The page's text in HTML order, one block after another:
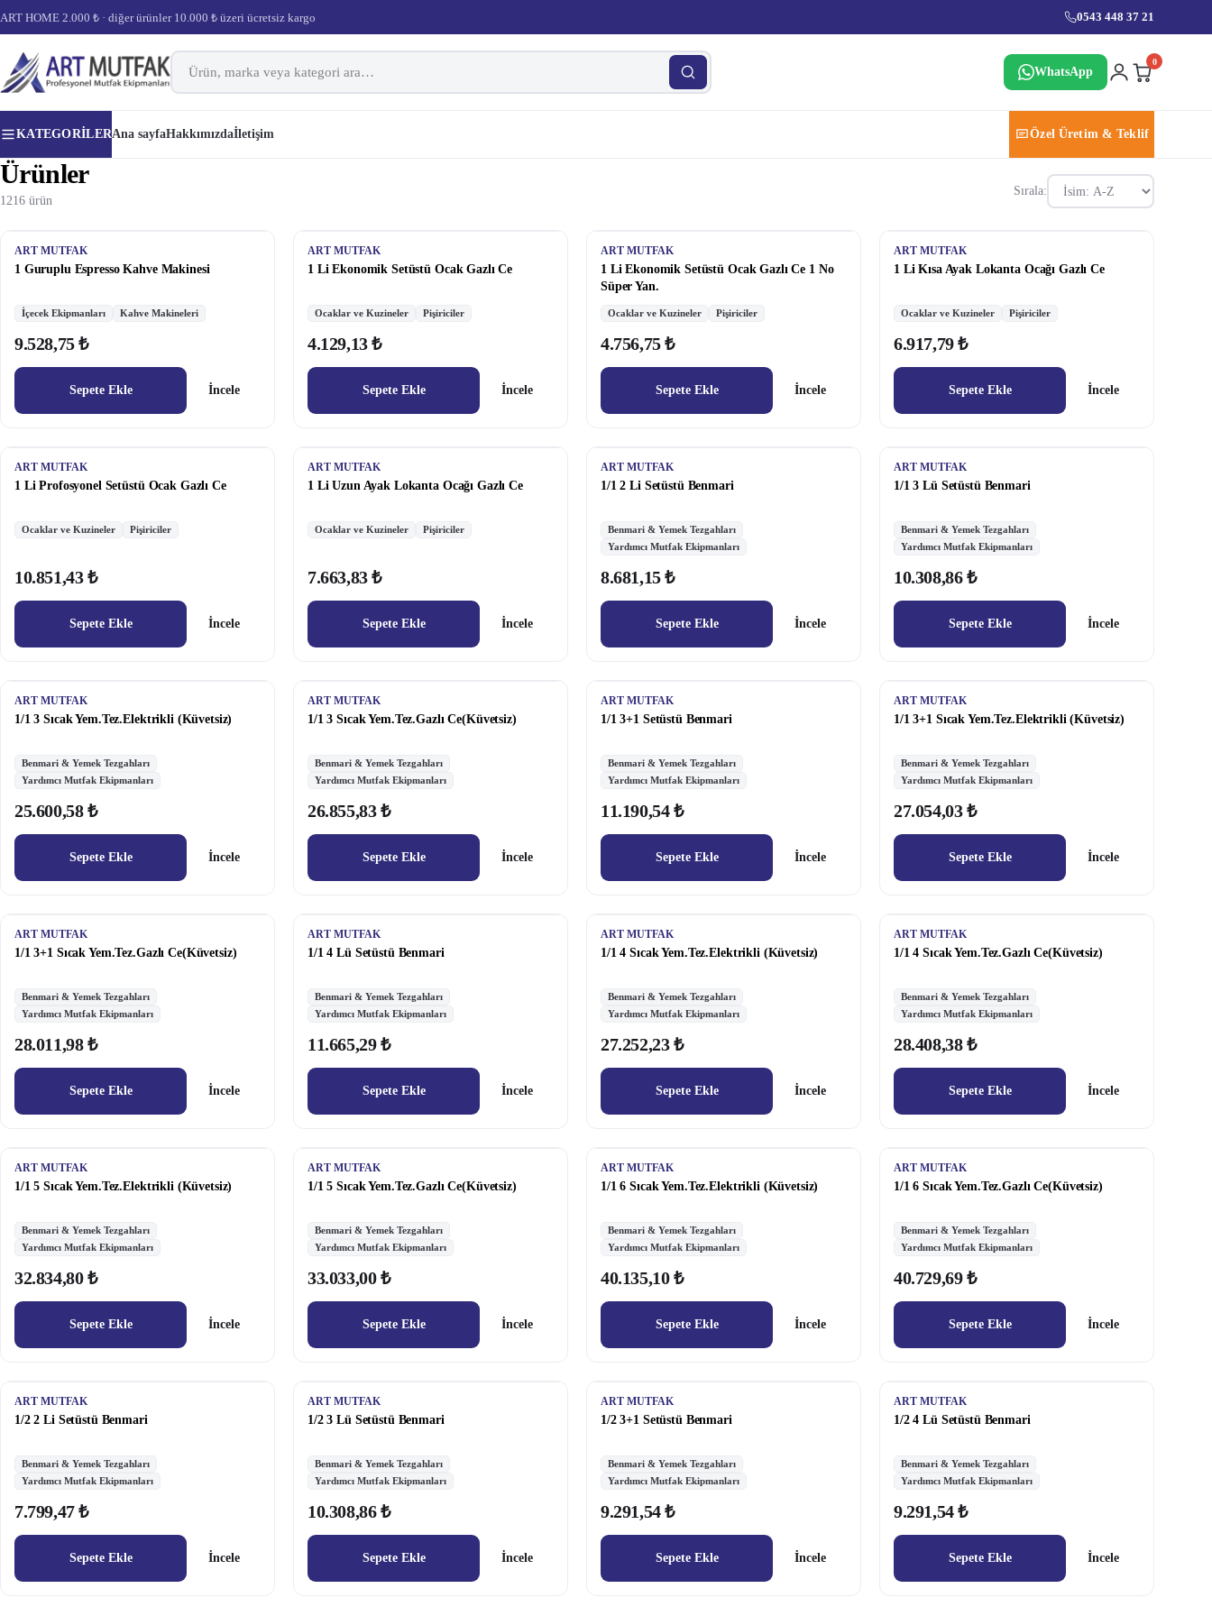
ART HOME 2.000 ₺ · diğer ürünler 10.000 ₺ üzeri ücretsiz kargo 0543 448 37 21
WhatsApp
0
KATEGORILERAna sayfaHakkımızdaİletişim Özel Üretim & Teklif
Ürünler
1216 ürün
Sırala:
ART MUTFAK
1 Guruplu Espresso Kahve Makinesi
İçecek Ekipmanları Kahve Makineleri
9.528,75 ₺
Sepete Ekle İncele
ART MUTFAK
1 Li Ekonomik Setüstü Ocak Gazlı Ce
Ocaklar ve Kuzineler Pişiriciler
4.129,13 ₺
Sepete Ekle İncele
ART MUTFAK
1 Li Ekonomik Setüstü Ocak Gazlı Ce 1 No
Süper Yan.
Ocaklar ve Kuzineler Pişiriciler
4.756,75 ₺
Sepete Ekle İncele
ART MUTFAK
1 Li Kısa Ayak Lokanta Ocağı Gazlı Ce
Ocaklar ve Kuzineler Pişiriciler
6.917,79 ₺
Sepete Ekle İncele
ART MUTFAK
1 Li Profosyonel Setüstü Ocak Gazlı Ce
Ocaklar ve Kuzineler Pişiriciler
10.851,43 ₺
Sepete Ekle İncele
ART MUTFAK
1 Li Uzun Ayak Lokanta Ocağı Gazlı Ce
Ocaklar ve Kuzineler Pişiriciler
7.663,83 ₺
Sepete Ekle İncele
ART MUTFAK
1/1 2 Li Setüstü Benmari
Benmari & Yemek Tezgahları
Yardımcı Mutfak Ekipmanları
8.681,15 ₺
Sepete Ekle İncele
ART MUTFAK
1/1 3 Lü Setüstü Benmari
Benmari & Yemek Tezgahları
Yardımcı Mutfak Ekipmanları
10.308,86 ₺
Sepete Ekle İncele
ART MUTFAK
1/1 3 Sıcak Yem.Tez.Elektrikli (Küvetsiz)
Benmari & Yemek Tezgahları
Yardımcı Mutfak Ekipmanları
25.600,58 ₺
Sepete Ekle İncele
ART MUTFAK
1/1 3 Sıcak Yem.Tez.Gazlı Ce(Küvetsiz)
Benmari & Yemek Tezgahları
Yardımcı Mutfak Ekipmanları
26.855,83 ₺
Sepete Ekle İncele
ART MUTFAK
1/1 3+1 Setüstü Benmari
Benmari & Yemek Tezgahları
Yardımcı Mutfak Ekipmanları
11.190,54 ₺
Sepete Ekle İncele
ART MUTFAK
1/1 3+1 Sıcak Yem.Tez.Elektrikli (Küvetsiz)
Benmari & Yemek Tezgahları
Yardımcı Mutfak Ekipmanları
27.054,03 ₺
Sepete Ekle İncele
ART MUTFAK
1/1 3+1 Sıcak Yem.Tez.Gazlı Ce(Küvetsiz)
Benmari & Yemek Tezgahları
Yardımcı Mutfak Ekipmanları
28.011,98 ₺
Sepete Ekle İncele
ART MUTFAK
1/1 4 Lü Setüstü Benmari
Benmari & Yemek Tezgahları
Yardımcı Mutfak Ekipmanları
11.665,29 ₺
Sepete Ekle İncele
ART MUTFAK
1/1 4 Sıcak Yem.Tez.Elektrikli (Küvetsiz)
Benmari & Yemek Tezgahları
Yardımcı Mutfak Ekipmanları
27.252,23 ₺
Sepete Ekle İncele
ART MUTFAK
1/1 4 Sıcak Yem.Tez.Gazlı Ce(Küvetsiz)
Benmari & Yemek Tezgahları
Yardımcı Mutfak Ekipmanları
28.408,38 ₺
Sepete Ekle İncele
ART MUTFAK
1/1 5 Sıcak Yem.Tez.Elektrikli (Küvetsiz)
Benmari & Yemek Tezgahları
Yardımcı Mutfak Ekipmanları
32.834,80 ₺
Sepete Ekle İncele
ART MUTFAK
1/1 5 Sıcak Yem.Tez.Gazlı Ce(Küvetsiz)
Benmari & Yemek Tezgahları
Yardımcı Mutfak Ekipmanları
33.033,00 ₺
Sepete Ekle İncele
ART MUTFAK
1/1 6 Sıcak Yem.Tez.Elektrikli (Küvetsiz)
Benmari & Yemek Tezgahları
Yardımcı Mutfak Ekipmanları
40.135,10 ₺
Sepete Ekle İncele
ART MUTFAK
1/1 6 Sıcak Yem.Tez.Gazlı Ce(Küvetsiz)
Benmari & Yemek Tezgahları
Yardımcı Mutfak Ekipmanları
40.729,69 ₺
Sepete Ekle İncele
ART MUTFAK
1/2 2 Li Setüstü Benmari
Benmari & Yemek Tezgahları
Yardımcı Mutfak Ekipmanları
7.799,47 ₺
Sepete Ekle İncele
ART MUTFAK
1/2 3 Lü Setüstü Benmari
Benmari & Yemek Tezgahları
Yardımcı Mutfak Ekipmanları
10.308,86 ₺
Sepete Ekle İncele
ART MUTFAK
1/2 3+1 Setüstü Benmari
Benmari & Yemek Tezgahları
Yardımcı Mutfak Ekipmanları
9.291,54 ₺
Sepete Ekle İncele
ART MUTFAK
1/2 4 Lü Setüstü Benmari
Benmari & Yemek Tezgahları
Yardımcı Mutfak Ekipmanları
9.291,54 ₺
Sepete Ekle İncele